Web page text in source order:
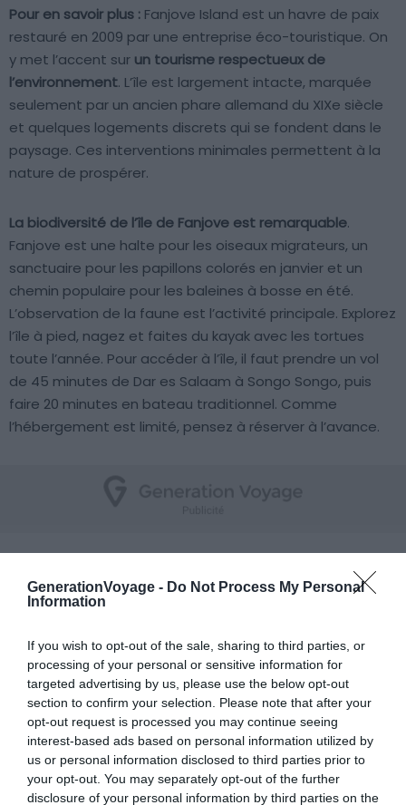
GenerationVoyage - Do Not Process My Personal
Information
If you wish to opt-out of the sale, sharing to third parties, or
processing of your personal or sensitive information for
targeted advertising by us, please use the below opt-out
section to confirm your selection. Please note that after your
opt-out request is processed you may continue seeing
interest-based ads based on personal information utilized by
us or personal information disclosed to third parties prior to
your opt-out. You may separately opt-out of the further
disclosure of your personal information by third parties on the
Pour en savoir plus : Fanjove Island est un havre de paix
restauré en 2009 par une entreprise éco-touristique. On
y met l’accent sur un tourisme respectueux de
l’environnement. L’île est largement intacte, marquée
seulement par un ancien phare allemand du XIXe siècle
et quelques logements discrets qui se fondent dans le
paysage. Ces interventions minimales permettent à la
nature de prospérer.
La biodiversité de l’île de Fanjove est remarquable.
Fanjove est une halte pour les oiseaux migrateurs, un
sanctuaire pour les papillons colorés en janvier et un
chemin populaire pour les baleines à bosse en été.
L’observation de la faune est l’activité principale. Explorez
l’île à pied, nagez et faites du kayak avec les tortues
toute l’année. Pour accéder à l’île, il faut prendre un vol
de 45 minutes de Dar es Salaam à Songo Songo, puis
faire 20 minutes en bateau traditionnel. Comme
l’hébergement est limité, pensez à réserver à l’avance.
Mafia